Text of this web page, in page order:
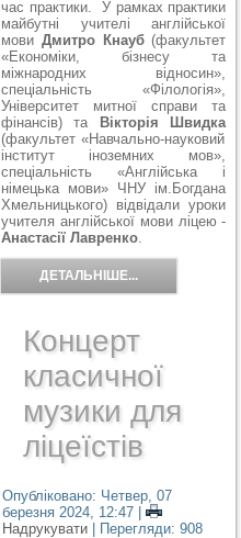
час практики.
У рамках практики
майбутні учителі англійської
мови Дмитро Кнауб(факультет
«Економіки, бізнесу та
міжнародних відносин»,
спеціальність «Філологія»,
Університет митної справи та
фінансів) та
Вікторія Швидка
(факультет «Навчально-науковий
інститут іноземних мов»,
спеціальність «Англійська і
німецька мови» ЧНУ ім.Богдана
Хмельницького) відвідали уроки
учителя англійської мови ліцею -
Анастасії Лавренко.
ДЕТАЛЬНІШЕ...
Концерт
класичної
музики для
ліцеїстів
Опубліковано: Четвер, 07
березня 2024, 12:47|
Надрукувати
| Перегляди: 908